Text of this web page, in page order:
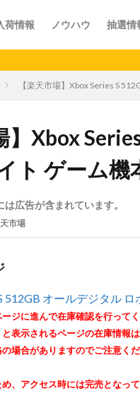
荷情報 ノウハウ 抽選情
【重要
【楽天市場】Xbox Series S
】Xbox
ト ゲーム機
広告が含まれています。
市場
512GB オールデジタル
ジに進んで在庫確認を行って
表示されるページの在庫情報
場合がありますのでご注意く
、アクセス時には完売となっ